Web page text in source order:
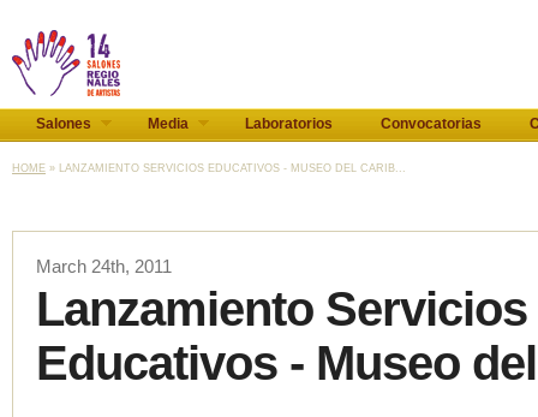
Salones Media Laboratorios Convocatorias
HOME » LANZAMIENTO SERVICIOS EDUCATIVOS - MUSEO DEL CARIB...
March 24th, 2011
Lanzamiento Servicios
Educativos - Museo